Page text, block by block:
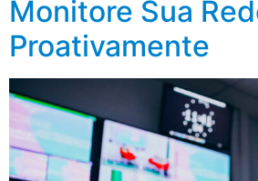
Monitore Sua
Proativamente